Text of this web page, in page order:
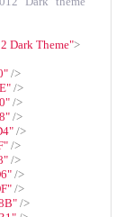
Dark Theme">
/>
/>
/>
/>
/>
/>
/>
/>
/>
/>